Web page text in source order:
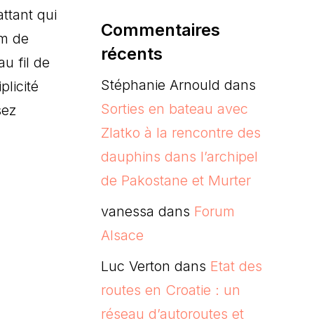
qui
de
fil de
Commentaires
récents
Stéphanie Arnould dans
Sorties en bateau avec
Zlatko à la rencontre des
dauphins dans l’archipel
de Pakostane et Murter
vanessa dans Forum
Alsace
Luc Verton dans Etat des
routes en Croatie : un
réseau d’autoroutes et